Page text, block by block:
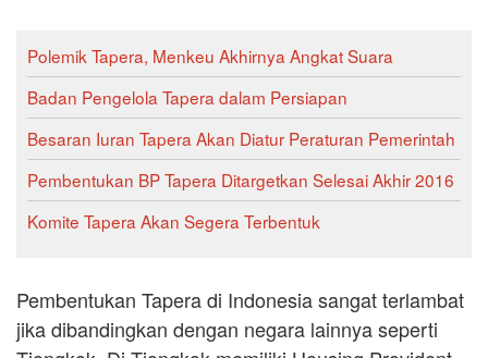
Polemik Tapera, Menkeu Akhirnya Angkat Suara
Badan Pengelola Tapera dalam Persiapan
Besaran Iuran Tapera Akan Diatur Peraturan Pemerintah
Pembentukan BP Tapera Ditargetkan Selesai Akhir 2016
Komite Tapera Akan Segera Terbentuk
Pembentukan Tapera di Indonesia sangat terlambat
jika dibandingkan dengan negara lainnya seperti